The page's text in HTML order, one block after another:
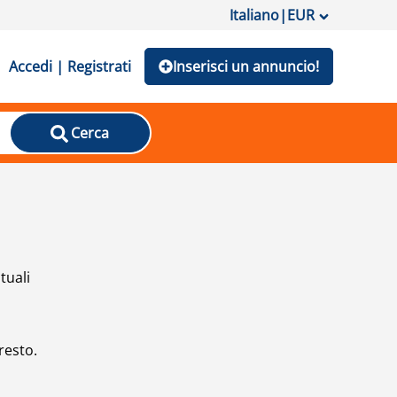
Italiano|EUR
Accedi | Registrati Inserisci un annuncio!
Cerca